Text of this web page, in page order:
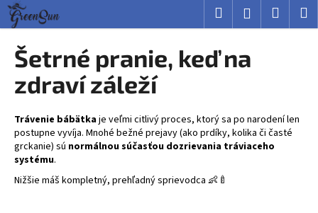
Prejsť
obsah
Hľadať Prihlásenie
Šetrné pranie, keď na
zdraví záleží
Trávenie bábätkaje veľmi citlivý proces, ktorý sa po narodení len
postupne vyvíja. Mnohé bežné prejavy (ako prdíky, kolika či časté
grckanie) sú normálnou súčasťou dozrievania tráviaceho
systému.
Nižšie máš kompletný, prehľadný sprievodca 👶🍼
K
o
Č
o
p
o
t
r
e